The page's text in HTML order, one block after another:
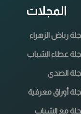
المجلات
رياض الزهراء
عطاء الشباب
الصدى
أوراق معرفية
مع الشباب